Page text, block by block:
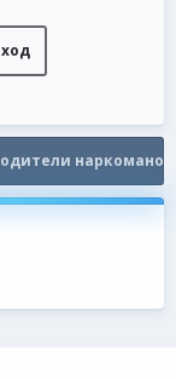
наркоманов